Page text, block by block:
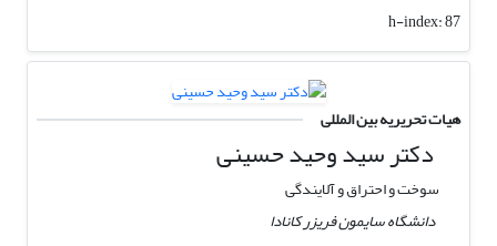
h-index:87
هیات تحریریه بین المللی
دکتر سید وحید حسینی
سوخت و احتراق و آلایندگی
دانشگاه سایمون فریزر کانادا